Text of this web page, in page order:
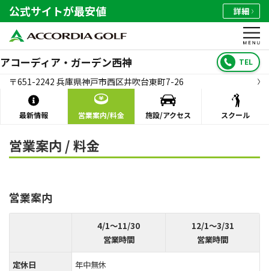
公式サイトが最安値 詳細
アコーディア・ガーデン西神 TEL
〒651-2242 兵庫県神戸市西区井吹台東町7-26
最新情報 営業案内/料金 施設/アクセス スクール
営業案内 / 料金
営業案内
4/1～11/30
営業時間
12/1～3/31
営業時間
定休日 年中無休